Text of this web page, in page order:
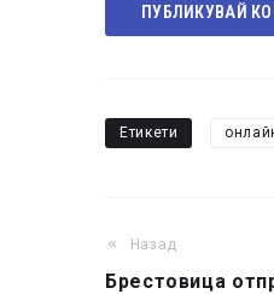
ПУБЛИКУВАЙ
Етикети
Назад
Брестовица